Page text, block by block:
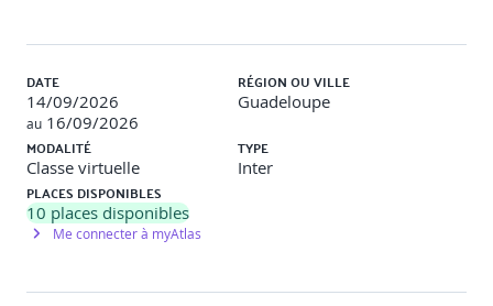
Autoévaluation
Retour sur les bonnes pratiques Flutter
Évaluation finale via projet complet + soutenance
DATE
14/09/2026
au 16/09/2026
RÉGION OU VILLE
Guadeloupe
MODALITÉ
Classe virtuelle
TYPE
Inter
PLACES DISPONIBLES
10 places disponibles
Me connecter à myAtlas